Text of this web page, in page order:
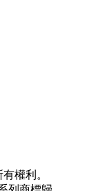
權利。